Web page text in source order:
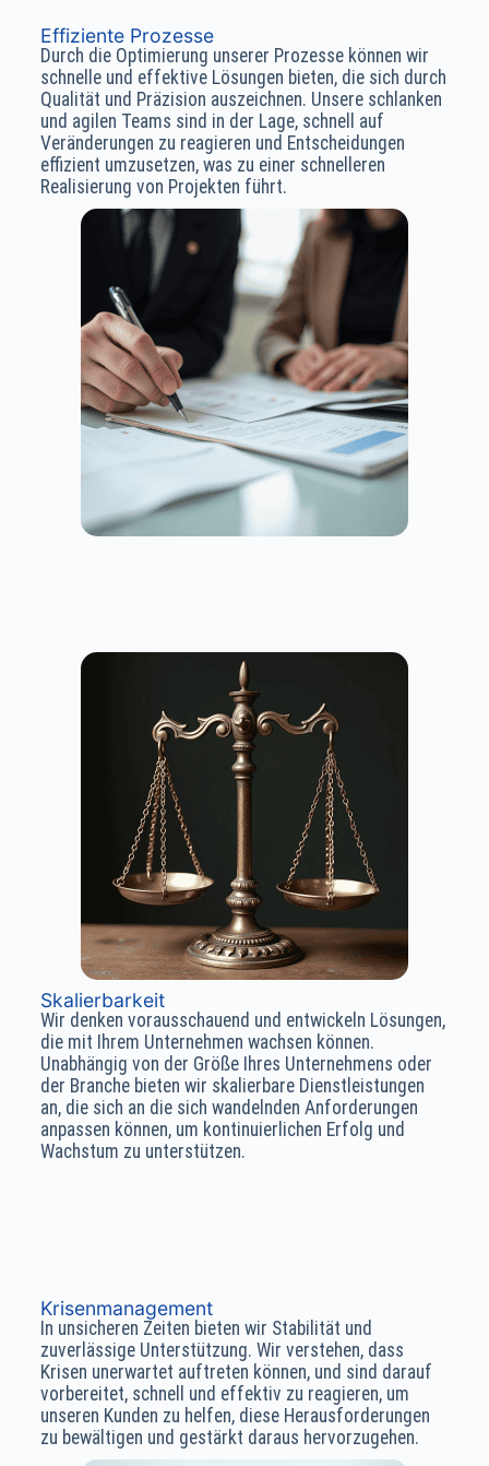
Effiziente Prozesse
Durch die Optimierung unserer Prozesse können wir
schnelle und effektive Lösungen bieten, die sich durch
Qualität und Präzision auszeichnen. Unsere schlanken
und agilen Teams sind in der Lage, schnell auf
Veränderungen zu reagieren und Entscheidungen
effizient umzusetzen, was zu einer schnelleren
Realisierung von Projekten führt.
Skalierbarkeit
Wir denken vorausschauend und entwickeln Lösungen,
die mit Ihrem Unternehmen wachsen können.
Unabhängig von der Größe Ihres Unternehmens oder
der Branche bieten wir skalierbare Dienstleistungen
an, die sich an die sich wandelnden Anforderungen
anpassen können, um kontinuierlichen Erfolg und
Wachstum zu unterstützen.
Krisenmanagement
In unsicheren Zeiten bieten wir Stabilität und
zuverlässige Unterstützung. Wir verstehen, dass
Krisen unerwartet auftreten können, und sind darauf
vorbereitet, schnell und effektiv zu reagieren, um
unseren Kunden zu helfen, diese Herausforderungen
zu bewältigen und gestärkt daraus hervorzugehen.